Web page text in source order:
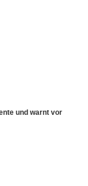
und warnt vor